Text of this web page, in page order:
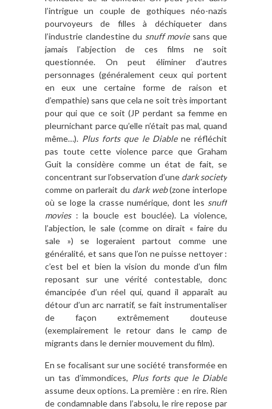
l’intrigue un couple de gothiques néo-nazis
pourvoyeurs de filles à déchiqueter dans
l’industrie clandestine du snuff moviesans que
jamais l’abjection de ces films ne soit
questionnée. On peut éliminer d’autres
personnages (généralement ceux qui portent
en eux une certaine forme de raison et
d’empathie) sans que cela ne soit très important
pour qui que ce soit (JP perdant sa femme en
pleurnichant parce qu’elle n’était pas mal, quand
même…). Plus forts que le Diablene réfléchit
pas toute cette violence parce que Graham
Guit la considère comme un état de fait, se
concentrant sur l’observation d’une dark society
comme on parlerait du dark web(zone interlope
où se loge la crasse numérique, dont les snuff
movies : la boucle est bouclée). La violence,
l’abjection, le sale (comme on dirait « faire du
sale ») se logeraient partout comme une
généralité, et sans que l’on ne puisse nettoyer :
c’est bel et bien la vision du monde d’un film
reposant sur une vérité contestable, donc
émancipée d’un réel qui, quand il apparaît au
détour d’un arc narratif, se fait instrumentaliser
de façon extrêmement douteuse
(exemplairement le retour dans le camp de
migrants dans le dernier mouvement du film).
En se focalisant sur une société transformée en
un tas d’immondices, Plus forts que le Diable
assume deux options. La première : en rire. Rien
de condamnable dans l’absolu, le rire repose par